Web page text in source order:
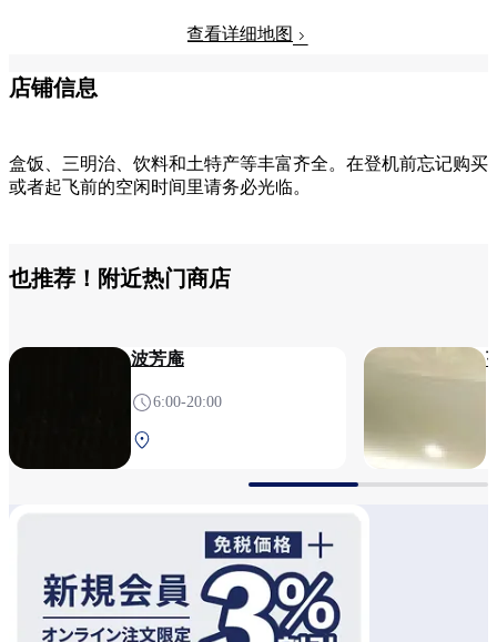
查看详细地图
店铺信息
盒饭、三明治、饮料和土特产等丰富齐全。在登机前忘记购买
或者起飞前的空闲时间里请务必光临。
也推荐！附近热门商店
波芳庵
6:00-20:00